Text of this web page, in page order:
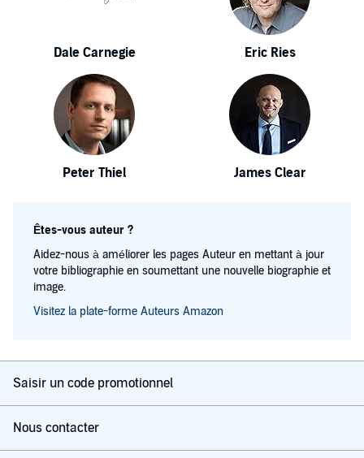
Dale Carnegie Eric Ries
Peter Thiel James Clear
Êtes-vous auteur ?
Aidez-nous à améliorer les pages Auteur en mettant à jour
votre bibliographie en soumettant une nouvelle biographie et
image.
Visitez la plate-forme Auteurs Amazon
Saisir un code promotionnel
Nous contacter